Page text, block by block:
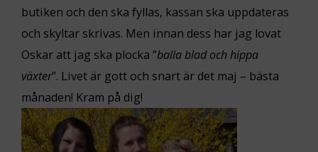
butiken och den ska fyllas, kassan ska uppdateras
och skyltar skrivas. Men innan dess har jag lovat
Oskar att jag ska plocka ”balla blad och hippa
växter”. Livet är gott och snart är det maj – bästa
månaden! Kram på dig!